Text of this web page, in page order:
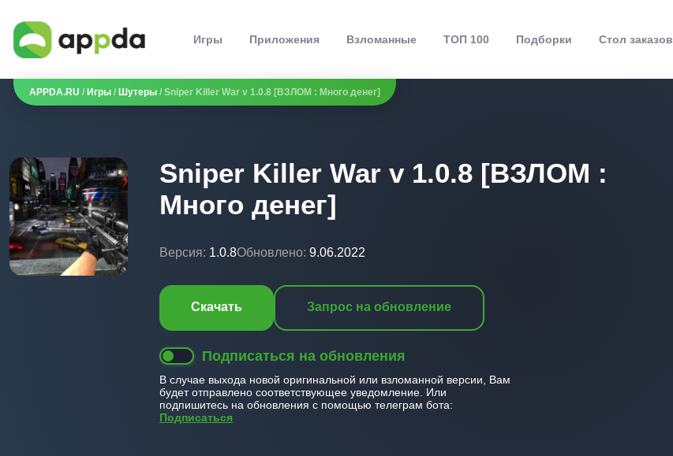
Игры Приложения Взломанные ТОП 100 Подборки Стол заказов
APPDA.RU / Игры / Шутеры / Sniper Killer War v 1.0.8 [ВЗЛОМ : Много денег]
Sniper Killer War v 1.0.8 [ВЗЛОМ :
Много денег]
Версия: 1.0.8Обновлено: 9.06.2022
Скачать Запрос на обновление
Подписаться на обновления
В случае выхода новой оригинальной или взломанной версии, Вам
будет отправлено соответствующее уведомление. Или
подпишитесь на обновления с помощью телеграм бота:
Подписаться